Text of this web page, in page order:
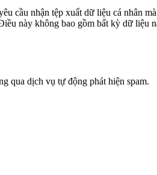
cầu nhận tệp xuất dữ liệu cá nhân
này không bao gồm bất kỳ dữ liệu
qua dịch vụ tự động phát hiện spam.